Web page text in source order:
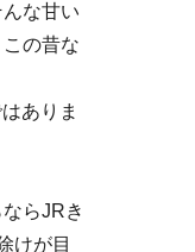
な甘い
の昔な
ありま
らJRき
けが目